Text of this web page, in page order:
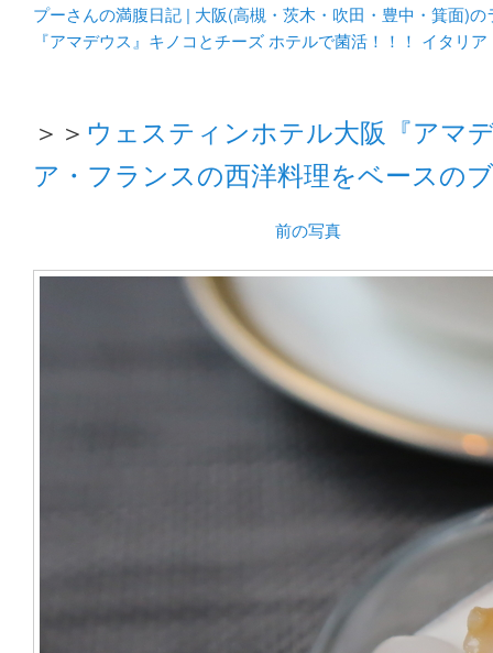
プーさんの満腹日記 | 大阪(高槻・茨木・吹田・豊中・箕面)
『アマデウス』キノコとチーズ ホテルで菌活！！！ イタリ
＞＞ ウェスティンホテル大阪『アマ
ア・フランスの西洋料理をベースの
前の写真